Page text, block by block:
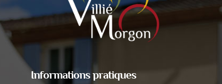
Informations pratiques